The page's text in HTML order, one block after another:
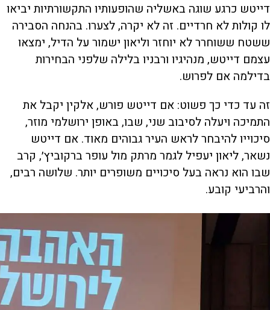
דייטש כרגע שוגה באשליה שהופעותיו התקשורתיות יביאו
לו קולות לא חרדיים. זה לא יקרה, לצערו. בהנחה הסבירה
ששטח ששוחרר לא יוחזר וליאון ישמור על הדיל, ימצאו
עצמם דייטש, מנהיגיו ורבניו בלילה שלפני הבחירות
בדילמה אם לפרוש.
זה עד כדי כך פשוט: אם דייטש פורש, אלקין יקבל את
התמיכה ויעלה לסיבוב שני, שבו, באופן ירושלמי מוזר,
סיכוייו להיבחר לראש העיר גבוהים מאוד. אם דייטש
נשאר, ליאון יעפיל לגמר מרתק מול עופר ברקוביץ׳, קרב
שבו הוא נראה בעל סיכויים משופרים יותר. שלושה רבים,
והרביעי קובע.